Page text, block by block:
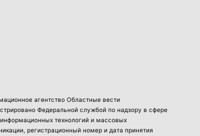
агентство Областные вести
Федеральной службой по надзору в сфере
технологий и массовых
регистрационный номер и дата принятия